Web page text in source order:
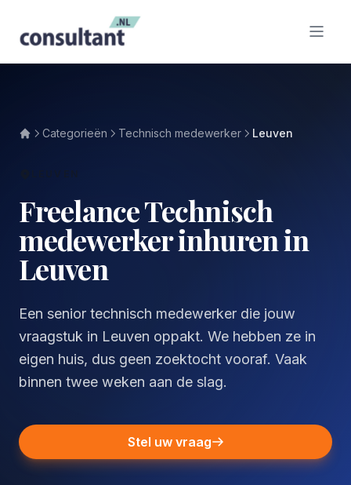
Categorieën Technisch medewerker Leuven
Freelance Technisch
medewerker inhuren in
Leuven
Een senior technisch medewerker die jouw
vraagstuk in Leuven oppakt. We hebben ze in
eigen huis, dus geen zoektocht vooraf. Vaak
binnen twee weken aan de slag.
Stel uw vraag